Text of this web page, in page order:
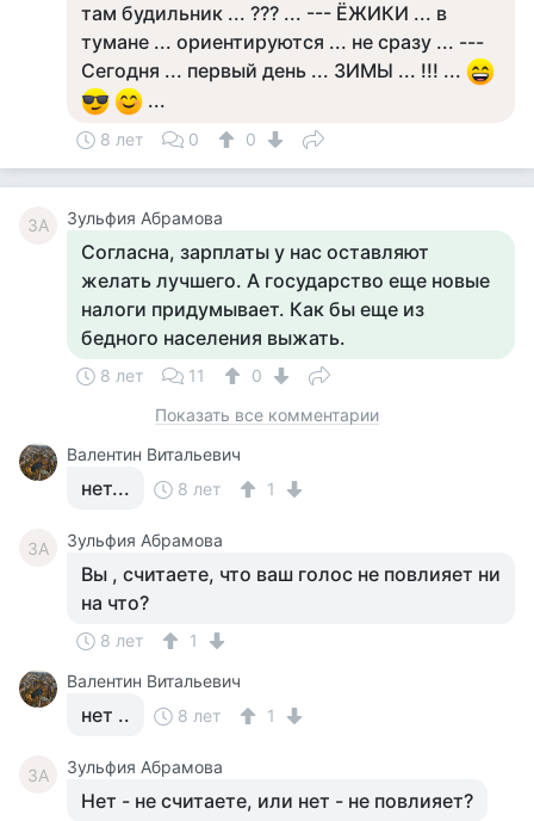
там будильник ... ??? ... --- ЁЖИКИ ... в
тумане ... ориентируются ... не сразу ... ---
Сегодня ... первый день ... ЗИМЫ ... !!! ...
...
8 лет 0 0
ЗА Зульфия Абрамова
Согласна, зарплаты у нас оставляют
желать лучшего. А государство еще новые
налоги придумывает. Как бы еще из
бедного населения выжать.
8 лет 11
0
Показать все комментарии
Валентин Витальевич
нет... 8 лет 1
ЗА Зульфия Абрамова
Вы , считаете, что ваш голос не повлияет ни
на что?
8 лет
1
Валентин Витальевич
нет .. 8 лет 1
ЗА Зульфия Абрамова
Нет - не считаете, или нет - не повлияет?